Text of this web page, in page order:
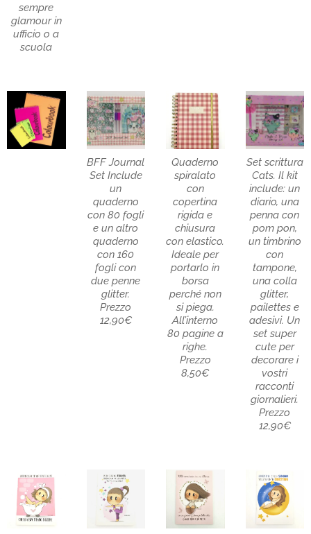
sempre
glamour in
ufficio o a
scuola
BFF Journal
Set Include
un
quaderno
con 80 fogli
e un altro
quaderno
con 160
fogli con
due penne
glitter.
Prezzo
12,90€
Quaderno
spiralato
con
copertina
rigida e
chiusura
con elastico.
Ideale per
portarlo in
borsa
perché non
si piega.
All’interno
80 pagine a
righe.
Prezzo
8,50€
Set scrittura
Cats. Il kit
include: un
diario, una
penna con
pom pon,
un timbrino
con
tampone,
una colla
glitter,
pailettes e
adesivi. Un
set super
cute per
decorare i
vostri
racconti
giornalieri.
Prezzo
12,90€